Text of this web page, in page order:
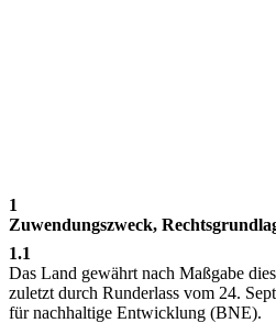
1
Zuwendungszweck,
1.1
Das Land gewährt nach Maßgabe
zuletzt durch Runderlass vom 24.
für nachhaltige Entwicklung (BNE).